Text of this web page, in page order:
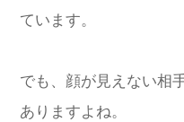
ています。
でも、顔が見えない相
ありますよね。